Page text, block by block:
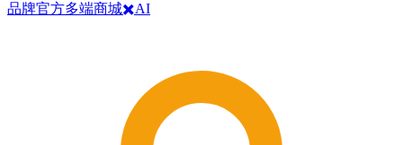
品牌官方多端商城✖️AI